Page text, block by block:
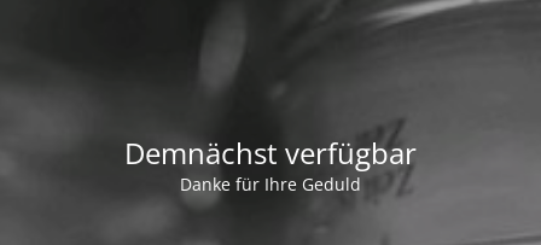
Demnächst verfügbar
Danke für Ihre Geduld